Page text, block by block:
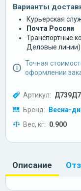
Варианты
Курьерская
Почта России
Транспортные
Деловые линии)
Точная
оформлении
Артикул:
Бренд: Весна-
Вес, кг: 0.900
Описание